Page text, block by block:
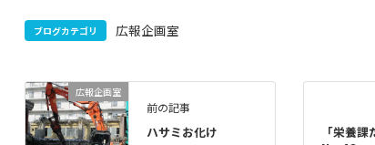
ブログカテゴリ 広報企画室
広報企画室
前の記事
ハサミお化け
「栄養